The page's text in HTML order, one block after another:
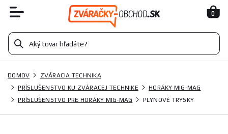
0
DOMOV
ZVÁRACIA TECHNIKA
PRÍSLUŠENSTVO KU ZVÁRACEJ TECHNIKE
HORÁKY MIG-MAG
PRÍSLUŠENSTVO PRE HORÁKY MIG-MAG
PLYNOVÉ TRYSKY